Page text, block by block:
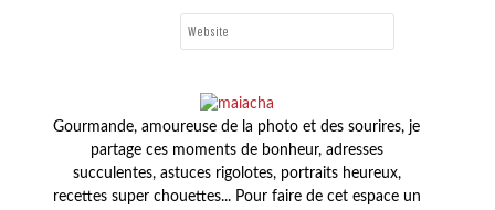
Gourmande, amoureuse de la photo et des sourires, je
partage ces moments de bonheur, adresses
succulentes, astuces rigolotes, portraits heureux,
recettes super chouettes... Pour faire de cet espace un